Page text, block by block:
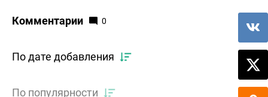
Комментарии 0
По дате добавления
По популярности